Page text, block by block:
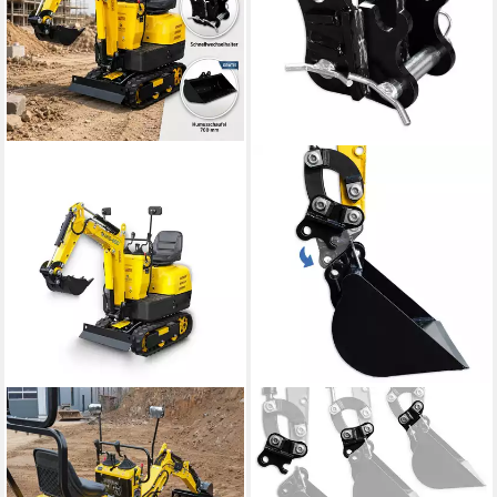
BAMATO
Garten-Multifunktionsgerät -
Bagger inkl Tieflöffel &
Humusschaufel 8,8 kN
BAMATO
Garten-Multifunktionsgerät
MIB600QC, Stk, 1
149,00 €